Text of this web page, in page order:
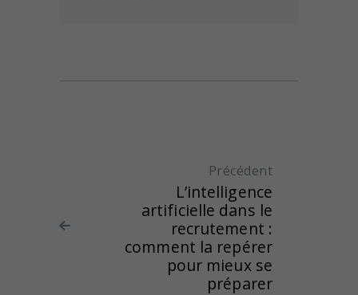
Précédent
L’intelligence
artificielle dans le
recrutement :
comment la repérer
pour mieux se
préparer